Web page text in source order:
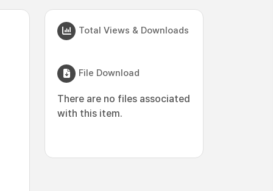
Total Views & Downloads
File Download
There are no files associated
with this item.